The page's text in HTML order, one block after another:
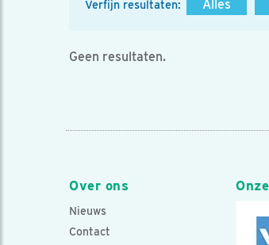
Verfijn resultaten: Alles
Geen resultaten.
Over ons
Nieuws
Contact